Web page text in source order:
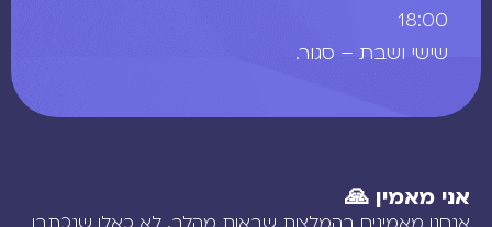
18:00
שישי ושבת – סגור.
אני מאמין 🙏
אנחנו מאמינים בהמלצות שבאות מהלב. לא כאלו שנכתבו